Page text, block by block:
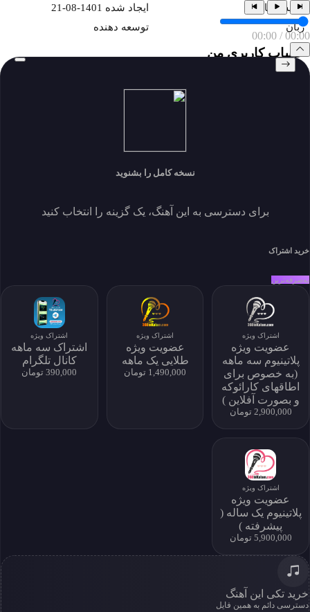
نمایش ها 888
ايجاد شده 1401-08-21
زبان
توسعه دهنده
حساب کاربری من
خانه
جستجو
سبک ها
تماس
درباره ما
اشتراک
سوالات متداول
دسترسی به آرشیو کامل و امکان دانلود نامحدود
خرید اشتراک
00:00
/
00:00
نسخه کامل را بشنوید
برای دسترسی به این آهنگ، یک گزینه را انتخاب کنید
خرید اشتراک
به‌صرفه‌ترین
اشتراک ویژه
عضویت ویژه
پلاتینیوم سه ماهه
(به خصوص برای
اطاقهای کارائوکه
و بصورت آفلاین )
2,900,000 تومان
اشتراک ویژه
عضویت ویژه
طلایی یک ماهه
1,490,000 تومان
اشتراک ویژه
اشتراک سه ماهه
کانال تلگرام
390,000 تومان
اشتراک ویژه
عضویت ویژه
پلاتینیوم یک ساله (
پیشرفته )
5,900,000 تومان
خرید تکی این آهنگ
دسترسی دائم به همین فایل